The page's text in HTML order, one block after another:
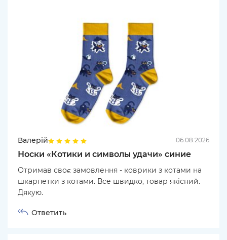
Валерій 06.08.2026
Носки «Котики и символы удачи» синие
Отримав своє замовлення - коврики з котами на
шкарпетки з котами. Все швидко, товар якісний.
Дякую.
Ответить